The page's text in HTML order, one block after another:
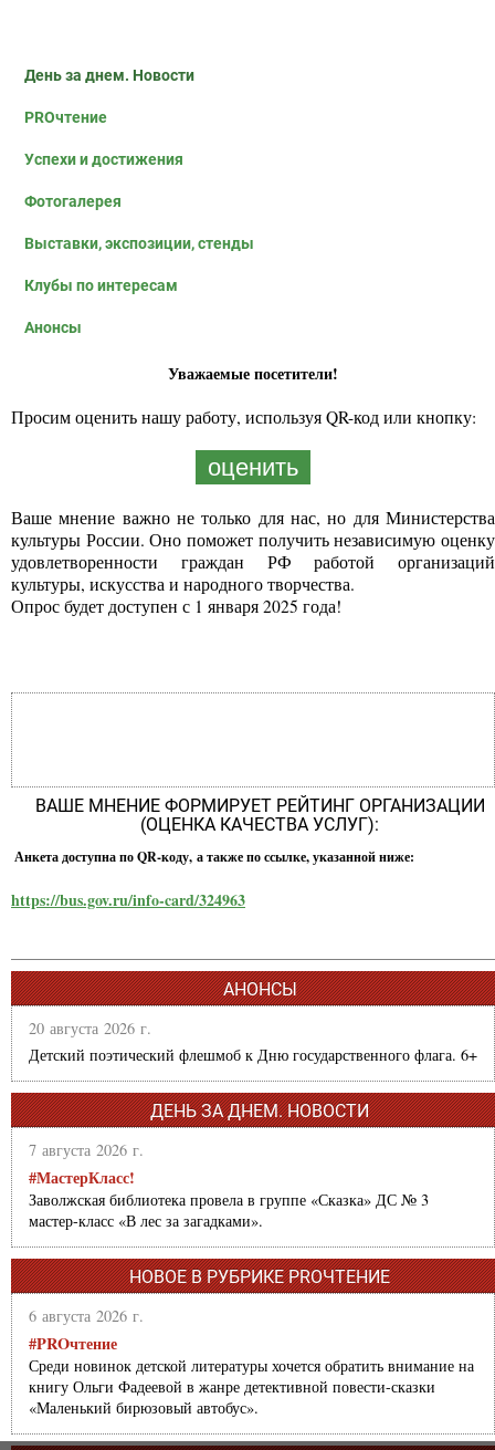
День за днем. Новости
PROчтение
Успехи и достижения
Фотогалерея
Выставки, экспозиции, стенды
Клубы по интересам
Анонсы
Уважаемые посетители!
Просим оценить нашу работу, используя QR-код или кнопку:
оценить
Ваше мнение важно не только для нас, но для Министерства
культуры России. Оно поможет получить независимую оценку
удовлетворенности граждан РФ работой организаций
культуры, искусства и народного творчества.
Опрос будет доступен с 1 января 2025 года!
ВАШЕ МНЕНИЕ ФОРМИРУЕТ РЕЙТИНГ ОРГАНИЗАЦИИ
(ОЦЕНКА КАЧЕСТВА УСЛУГ):
Анкета доступна по QR-коду, а также по ссылке, указанной ниже:
https://bus.gov.ru/info-card/324963
АНОНСЫ
20 августа 2026 г.
Детский поэтический флешмоб к Дню государственного флага. 6+
ДЕНЬ ЗА ДНЕМ. НОВОСТИ
7 августа 2026 г.
#МастерКласс!
Заволжская библиотека провела в группе «Сказка» ДС № 3
мастер-класс «В лес за загадками».
НОВОЕ В РУБРИКЕ PROЧТЕНИЕ
6 августа 2026 г.
#PROчтение
Среди новинок детской литературы хочется обратить внимание на
книгу Ольги Фадеевой в жанре детективной повести-сказки
«Маленький бирюзовый автобус».